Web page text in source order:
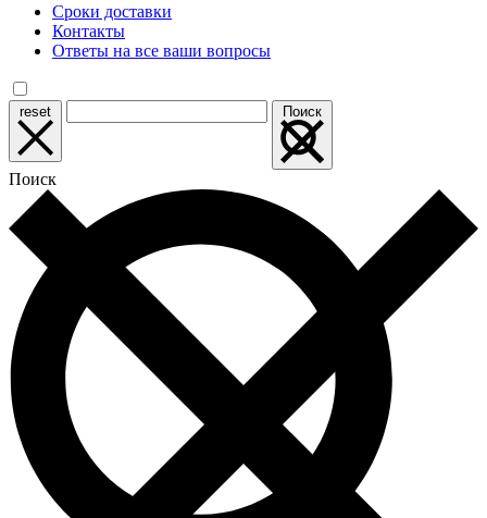
Сроки доставки
Контакты
Ответы на все ваши вопросы
reset Поиск
Поиск